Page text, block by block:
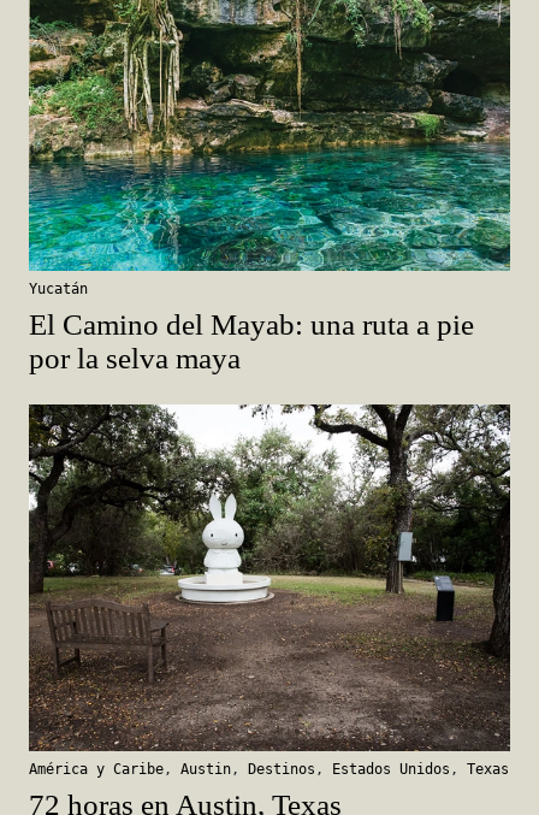
Yucatán
El Camino del Mayab: una ruta a pie
por la selva maya
América y Caribe, Austin, Destinos , Estados Unidos , Texas
72 horas en Austin, Texas